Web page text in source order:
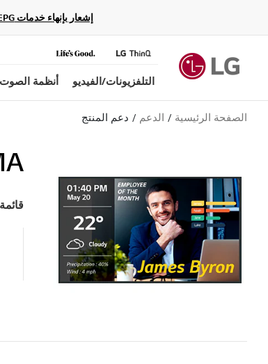
إشعار بإنهاء خدمات Gracenote Music ID / Video ID / eyeQ EPG لأجهزة مشغّل Blu-ray وأنظمة المسرح المنزلي Blu-ray، حيث لن تكون متاحة بعد الآن.
التلفزيونات/الفيديو أنظمة الصوت
الصفحة الرئيسية الدعم دعم المنتج